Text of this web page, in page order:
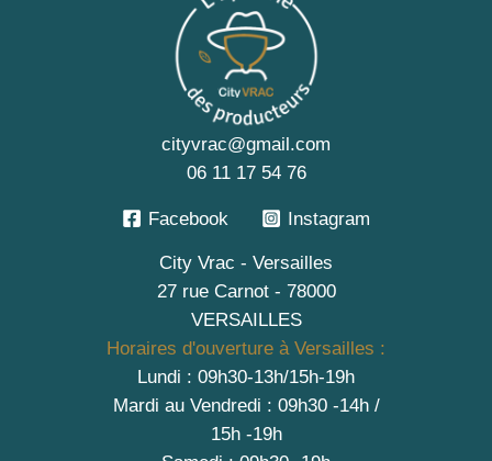
cityvrac@gmail.com
06 11 17 54 76
Facebook Instagram
City Vrac - Versailles
27 rue Carnot - 78000
VERSAILLES
Horaires d'ouverture à Versailles :
Lundi : 09h30-13h/15h-19h
Mardi au Vendredi : 09h30 -14h /
15h -19h